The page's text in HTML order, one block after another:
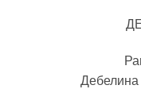
Дебелина